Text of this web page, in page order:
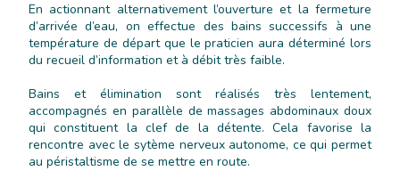
En actionnant alternativement l’ouverture et la fermeture
d’arrivée d’eau, on effectue des bains successifs à une
température de départ que le praticien aura déterminé lors
du recueil d’information et à débit très faible.
Bains et élimination sont réalisés très lentement,
accompagnés en parallèle de massages abdominaux doux
qui constituent la clef de la détente. Cela favorise la
rencontre avec le sytème nerveux autonome, ce qui permet
au péristaltisme de se mettre en route.